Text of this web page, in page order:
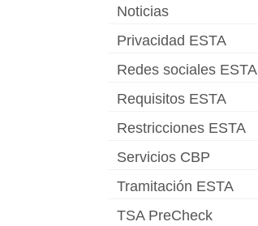
Noticias
Privacidad ESTA
Redes sociales ESTA
Requisitos ESTA
Restricciones ESTA
Servicios CBP
Tramitación ESTA
TSA PreCheck